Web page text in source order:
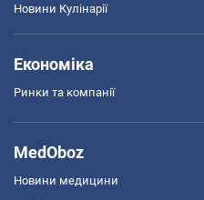
Новини Кулінарії
Економіка
Ринки та компанії
MedOboz
Новини медицини